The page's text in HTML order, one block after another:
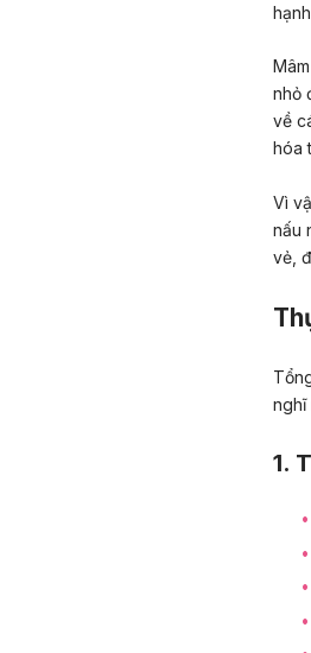
nhỏ
về
hóa
Vì
nấu
vẻ,
nghĩ
1.